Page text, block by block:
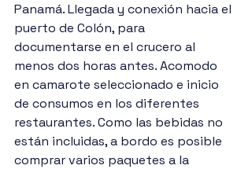
Panamá. Llegada y conexión hacia el
puerto de Colón, para
documentarse en el crucero al
menos dos horas antes. Acomodo
en camarote seleccionado e inicio
de consumos en los diferentes
restaurantes. Como las bebidas no
están incluidas, a bordo es posible
comprar varios paquetes a la